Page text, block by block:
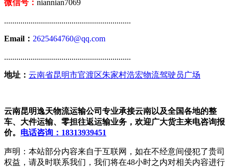
微信号： niannian7069
..............................................................
Email： 2625464760@qq.com
..............................................................
地址： 云南省昆明市官渡区朱家村浩宏物流驾驶员广场
云南昆明逸天物流运输公司专业承接云南以及全国各地的整
车、大件运输、零担往返运输业务，欢迎广大货主来电咨询报
价。 电话咨询：18313939451
声明：本站部分内容来自于互联网，如在不经意间侵犯了贵司
权益，请及时联系我们，我们将在48小时之内对相关内容进行